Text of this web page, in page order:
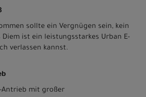
sollte ein Vergnügen sein, kein
Diem ist ein leistungsstarkes Urban E-
verlassen kannst.
Antrieb mit großer